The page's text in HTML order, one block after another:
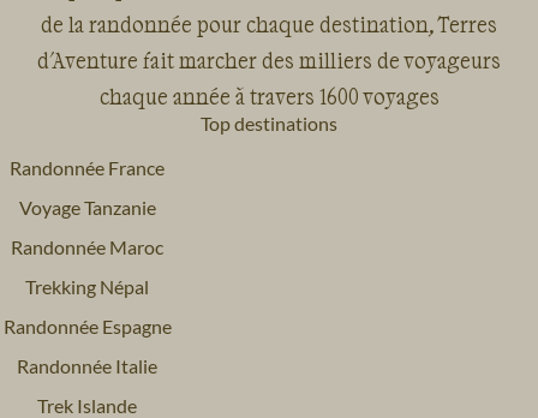
de la randonnée pour chaque destination, Terres
d'Aventure fait marcher des milliers de voyageurs
chaque année à travers 1600 voyages
Top destinations
Randonnée France
Voyage Tanzanie
Randonnée Maroc
Trekking Népal
Randonnée Espagne
Randonnée Italie
Trek Islande